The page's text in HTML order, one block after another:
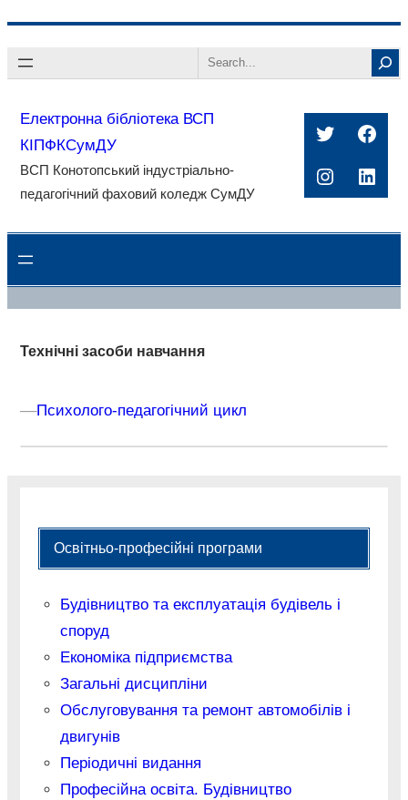
до
Search
Електронна бібліотека ВСП
КІПФКСумДУ
ВСП Конотопський індустріально-
педагогічний фаховий коледж СумДУ
Twitter
Технічні засоби навчання
––Психолого-педагогічний цикл
Освітньо-професійні програми
Будівництво та експлуатація будівель і
споруд
Економіка підприємства
Загальні дисципліни
Обслуговування та ремонт автомобілів і
двигунів
Періодичні видання
Професійна освіта. Будівництво